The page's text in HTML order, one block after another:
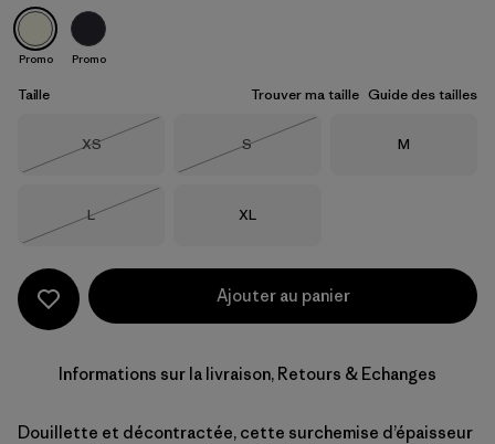
Natural
Promo Promo
Taille Trouver ma taille Guide des tailles
Taille
XS
Taille
S
Taille
M
Taille
L
Taille
XL
Ajouter au panier
Informations sur la livraison, Retours & Echanges
Douillette et décontractée, cette surchemise d’épaisseur